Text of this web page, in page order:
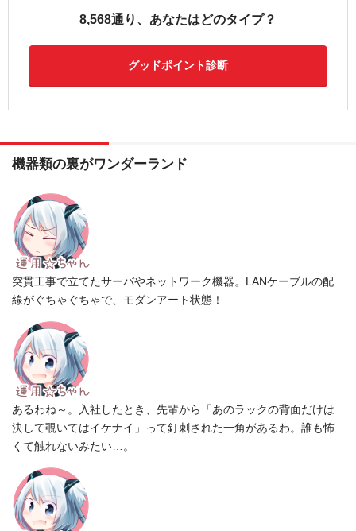
8,568通り、あなたはどのタイプ？
グッドポイント診断
機器類の裏がワンダーランド
突貫工事で立てたサーバやネットワーク機器。LANケーブルの配
線がぐちゃぐちゃで、モダンアート状態！
あるわね～。入社したとき、先輩から「あのラックの背面だけは
決して覗いてはイケナイ」って釘刺された一角があるわ。誰も怖
くて触れないみたい…。